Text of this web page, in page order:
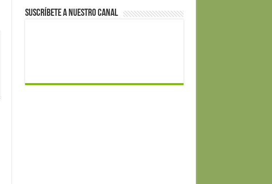
Suscríbete a nuestro canal